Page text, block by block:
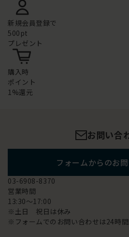
新規会員登録で
500pt
プレゼント
購入時
ポイント
1%還元
お問い合
フォームからのお
03-6908-8370
営業時間
13:30～17:00
※土日 祝日は休み
※フォームでのお問い合わせは24時間